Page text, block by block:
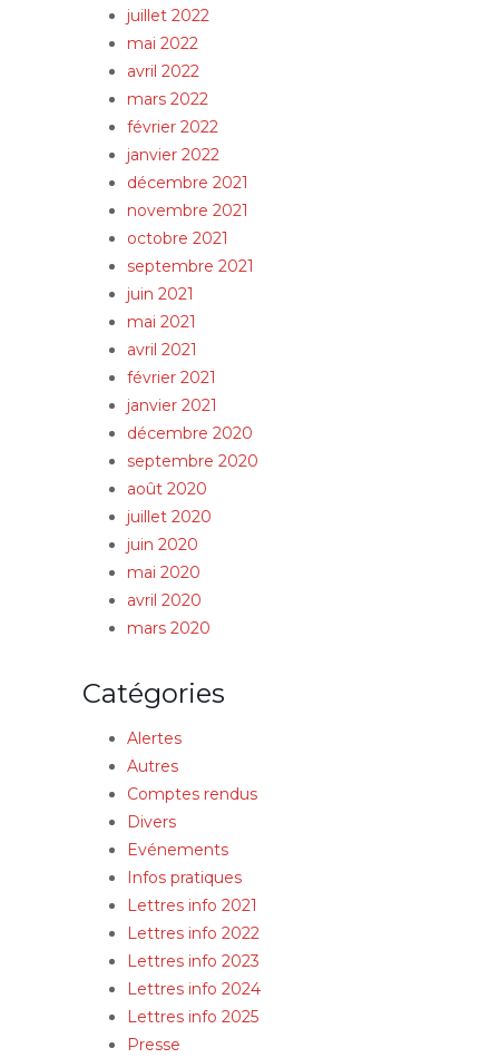
juillet 2022
mai 2022
avril 2022
mars 2022
février 2022
janvier 2022
décembre 2021
novembre 2021
octobre 2021
septembre 2021
juin 2021
mai 2021
avril 2021
février 2021
janvier 2021
décembre 2020
septembre 2020
août 2020
juillet 2020
juin 2020
mai 2020
avril 2020
mars 2020
Catégories
Alertes
Autres
Comptes rendus
Divers
Evénements
Infos pratiques
Lettres info 2021
Lettres info 2022
Lettres info 2023
Lettres info 2024
Lettres info 2025
Presse